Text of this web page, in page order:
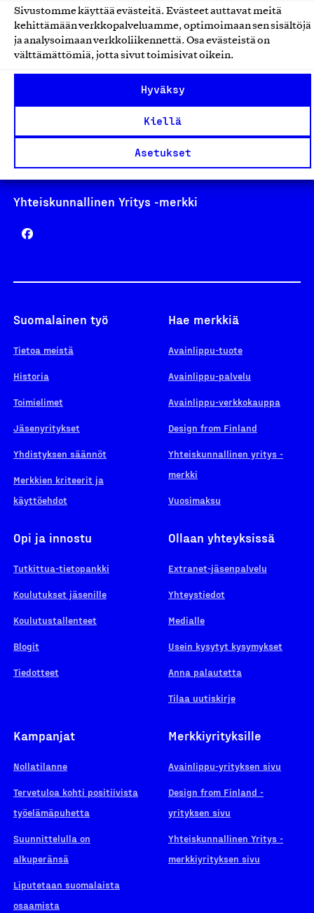
Sivustomme käyttää evästeitä. Evästeet auttavat meitä
kehittämään verkkopalveluamme, optimoimaan sen sisältöjä
ja analysoimaan verkkoliikennettä. Osa evästeistä on
välttämättömiä, jotta sivut toimisivat oikein.
Hyväksy
Kiellä
Asetukset
Avainlippu
Yhteiskunnallinen Yritys -merkki
Suomalainen työ
Tietoa meistä
Historia
Toimielimet
Jäsenyritykset
Yhdistyksen säännöt
Merkkien kriteerit ja
käyttöehdot
Hae merkkiä
Avainlippu-tuote
Avainlippu-palvelu
Avainlippu-verkkokauppa
Design from Finland
Yhteiskunnallinen yritys -
merkki
Vuosimaksu
Opi ja innostu
Tutkittua-tietopankki
Koulutukset jäsenille
Koulutustallenteet
Blogit
Tiedotteet
Ollaan yhteyksissä
Extranet-jäsenpalvelu
Yhteystiedot
Medialle
Usein kysytyt kysymykset
Anna palautetta
Tilaa uutiskirje
Kampanjat
Nollatilanne
Tervetuloa kohti positiivista
työelämäpuhetta
Suunnittelulla on
alkuperänsä
Liputetaan suomalaista
osaamista
Merkkiyrityksille
Avainlippu-yrityksen sivu
Design from Finland -
yrityksen sivu
Yhteiskunnallinen Yritys -
merkkiyrityksen sivu